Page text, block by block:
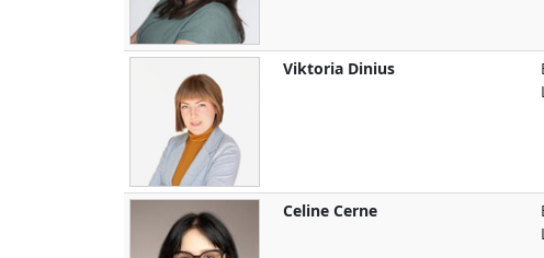
Viktoria Dinius
Celine Cerne